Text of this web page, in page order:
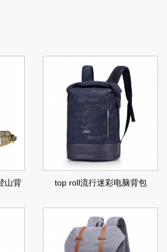
山背
top roll流行迷彩电脑背包